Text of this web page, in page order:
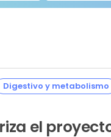
Digestivo y metabolismo
el